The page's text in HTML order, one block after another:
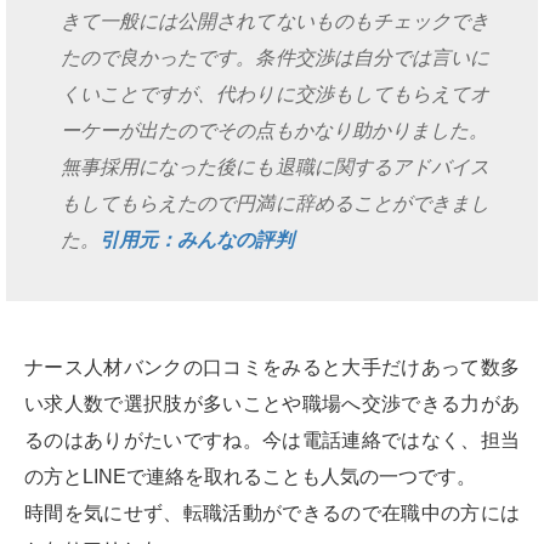
きて一般には公開されてないものもチェックでき
たので良かったです。条件交渉は自分では言いに
くいことですが、代わりに交渉もしてもらえてオ
ーケーが出たのでその点もかなり助かりました。
無事採用になった後にも退職に関するアドバイス
もしてもらえたので円満に辞めることができまし
た。
引用元：みんなの評判
ナース人材バンクの口コミをみると大手だけあって数多
い求人数で選択肢が多いことや職場へ交渉できる力があ
るのはありがたいですね。今は電話連絡ではなく、担当
の方とLINEで連絡を取れることも人気の一つです。
時間を気にせず、転職活動ができるので在職中の方には